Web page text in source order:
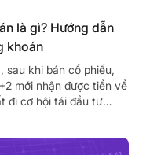
là gì? Hướng dẫn
khoán
sau khi bán cổ phiếu,
mới nhận được tiền về
đi cơ hội tái đầu tư